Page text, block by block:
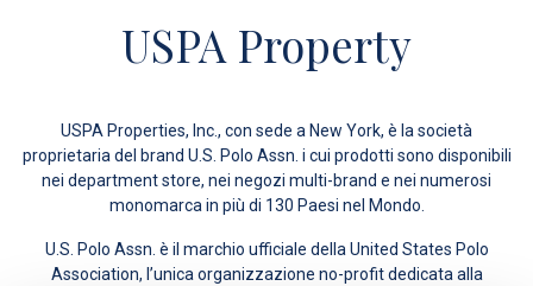
USPA Property
USPA Properties, Inc., con sede a New York, è la società
proprietaria del brand U.S. Polo Assn. i cui prodotti sono disponibili
nei department store, nei negozi multi-brand e nei numerosi
monomarca in più di 130 Paesi nel Mondo.
U.S. Polo Assn. è il marchio ufficiale della United States Polo
Association, l’unica organizzazione no-profit dedicata alla